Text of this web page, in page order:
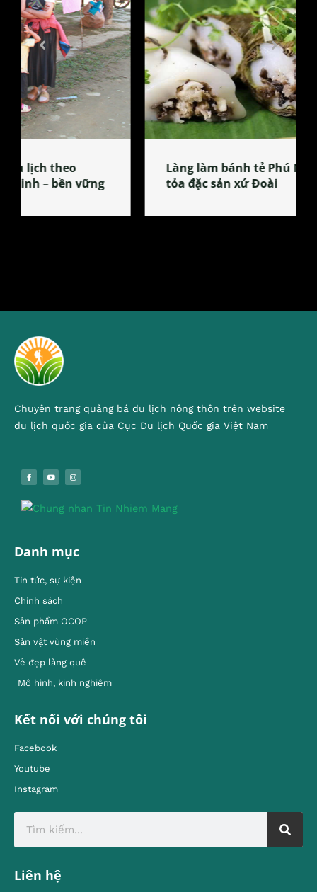
Làng làm bánh tẻ Phú Nhi – nơi lan
tỏa đặc sản xứ Đoài
Chuyên trang quảng bá du lịch nông thôn trên website
du lịch quốc gia của Cục Du lịch Quốc gia Việt Nam
Danh mục
Tin tức, sự kiện
Chính sách
Sản phẩm OCOP
Sản vật vùng miền
Vẻ đẹp làng quê
Mô hình, kinh nghiêm
Kết nối với chúng tôi
Facebook
Youtube
Instagram
Liên hệ